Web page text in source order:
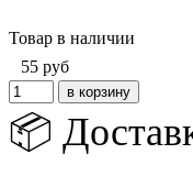
Товар в наличии
55 руб
📦